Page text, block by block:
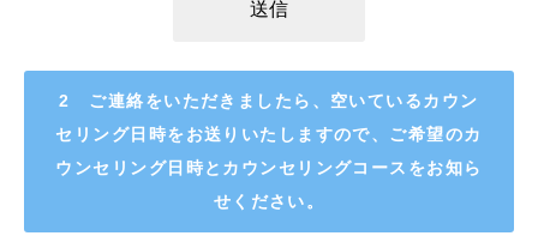
2 ご連絡をいただきましたら、空いているカウン
セリング日時をお送りいたしますので、ご希望のカ
ウンセリング日時とカウンセリングコースをお知ら
せください。